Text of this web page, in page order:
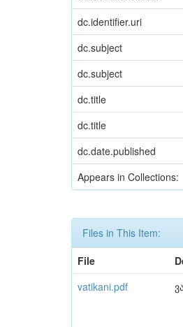
dc.identifier.uri
dc.subject
dc.subject
dc.title
dc.title
dc.date.published
Appears in Collections:
Files in This Item:
File
vatikani.pdf